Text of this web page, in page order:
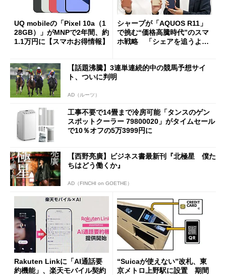
UQ mobileの「Pixel 10a（1
28GB）」がMNPで2年間、約
1.1万円に【スマホお得情報】
シャープが「AQUOS R11」
で挑む“価格高騰時代”のスマ
ホ戦略 「シェアを追うより
【話題沸騰】3連単連続的中の競馬予想サイ
ト、ついに判明
AD（ルーツ）
工事不要で14畳まで冷房可能「タンスのゲン
スポットクーラー 79800020」がタイムセール
で10％オフの5万3999円に
【西野亮廣】ビジネス書最新刊『北極星 僕た
ちはどう働くか』
AD（FINCHI on GOETHE）
Rakuten Linkに「AI通話要
約機能」、楽天モバイル契約
“Suicaが使えない”改札、東
京メトロ上野駅に設置 期間